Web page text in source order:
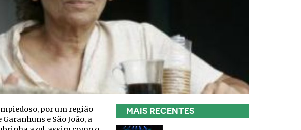
por um região
e São João, a
MAIS RECENTES